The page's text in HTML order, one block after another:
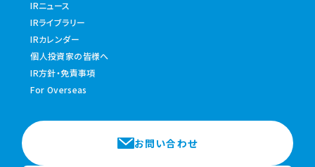
IRニュース
IRライブラリー
IRカレンダー
個人投資家の皆様へ
IR方針・免責事項
For Overseas
お問い合わせ